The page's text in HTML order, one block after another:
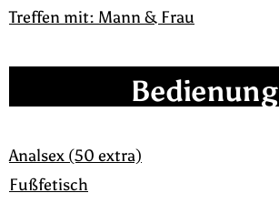
Treffen mit: Mann & Frau
Bedienung
Analsex (50 extra)
Fußfetisch